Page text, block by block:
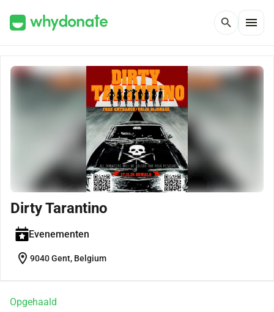
search menu
Dirty Tarantino
Evenementen
location_on 9040 Gent, Belgium
Opgehaald